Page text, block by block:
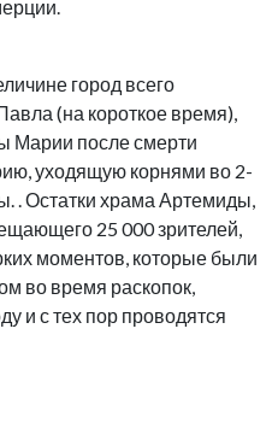
город всего
(на короткое время),
Марии после смерти
уходящую корнями во 2-
. Остатки храма Артемиды,
25 000 зрителей,
моментов, которые были
во время раскопок,
и с тех пор проводятся